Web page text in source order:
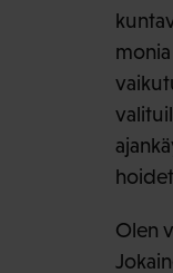
Olen